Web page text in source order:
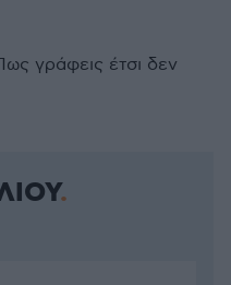
γράφεις έτσι δεν